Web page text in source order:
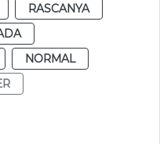
RASCANYA
NORMAL